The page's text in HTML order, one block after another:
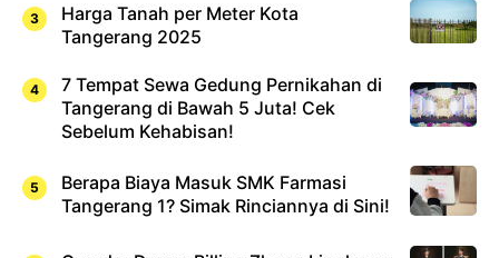
Harga Tanah per Meter Kota
Tangerang 2025
7 Tempat Sewa Gedung Pernikahan di
Tangerang di Bawah 5 Juta! Cek
Sebelum Kehabisan!
Berapa Biaya Masuk SMK Farmasi
Tangerang 1? Simak Rinciannya di Sini!